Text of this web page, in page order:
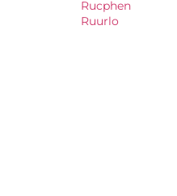
Rucphen
Ruurlo